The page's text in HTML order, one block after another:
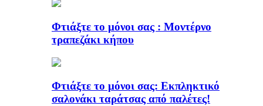
Φτιάξτε το μόνοι σας : Μοντέρνο
τραπεζάκι κήπου
Φτιάξτε το μόνοι σας: Εκπληκτικό
σαλονάκι ταράτσας από παλέτες!